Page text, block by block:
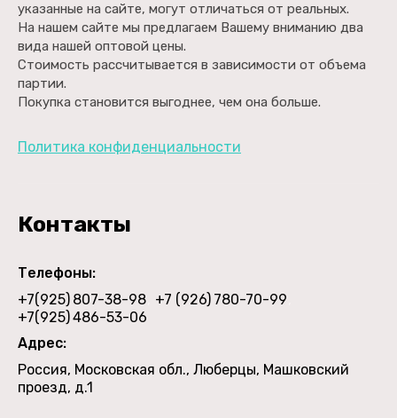
указанные на сайте, могут отличаться от реальных.
На нашем сайте мы предлагаем Вашему вниманию два
вида нашей оптовой цены.
Стоимость рассчитывается в зависимости от объема
партии.
Покупка становится выгоднее, чем она больше.
Политика конфиденциальности
Контакты
Телефоны:
+7(925) 807-38-98 +7 (926) 780-70-99
+7(925)486-53-06
Адрес:
Россия, Московская обл., Люберцы, Машковский
проезд, д.1